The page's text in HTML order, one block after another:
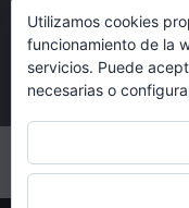
Utilizamos cookies
funcionamiento de la
servicios. Puede
necesarias o